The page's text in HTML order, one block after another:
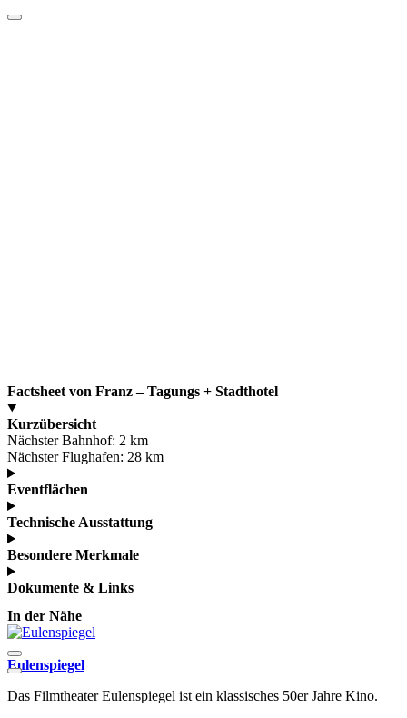
Factsheet von Franz – Tagungs + Stadthotel
Kurzübersicht
Nächster Bahnhof: 2 km
Nächster Flughafen: 28 km
Eventflächen
Technische Ausstattung
Besondere Merkmale
Dokumente & Links
In der Nähe
Eulenspiegel
Das Filmtheater Eulenspiegel ist ein klassisches 50er Jahre Kino.